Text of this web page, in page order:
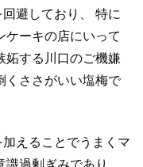
避しており、
特に
ケーキの店にいって
妬する川口のご機嫌
くささがいい塩梅で
えることでうまくマ
識過剰ぎみであり、